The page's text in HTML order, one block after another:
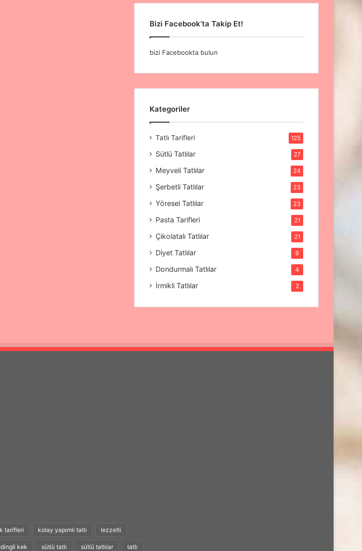
Bizi Facebook’ta Takip Et!
bizi Facebookta bulun
Kategoriler
Tatlı Tarifleri 125
Sütlü Tatlılar 27
Meyveli Tatlılar 24
Şerbetli Tatlılar 23
Yöresel Tatlılar 23
Pasta Tarifleri 21
Çikolatalı Tatlılar 21
Diyet Tatlılar 9
Dondurmalı Tatlılar 4
İrmikli Tatlılar 2
tarifleri kolay yapımlı tatlı lezzetli
kek sütlü tatlı sütlü tatlılar tatlı